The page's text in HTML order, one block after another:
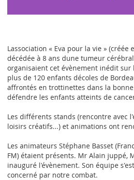
Lassociation « Eva pour la vie » (créée
décédée à 8 ans dune tumeur
organisaient cet évènement inédit sur
plus de 120 enfants décoles de
affrontés en trottinettes dans la
défendre les enfants atteints de
Les différents stands (rencontre avec
loisirs créatifs...) et animations ont
Les animateurs Stéphane Basset
FM) étaient présents. Mr Alain juppé,
inauguré l'évènement. Son équipe
concerné par notre combat.